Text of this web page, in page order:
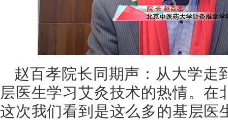
赵百孝院长同期声：从大学走
层医生学习艾灸技术的热情。在
这次我们看到是这么多的基层医